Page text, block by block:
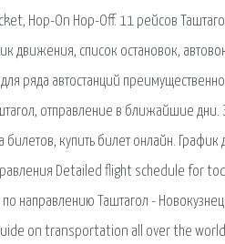
Hop-On Hop-Off. 11 рейсов
движения, список остановок,
ряда автостанций
отправление в ближайшие
билетов, купить билет онлайн.
Detailed flight schedule for
направлению Таштагол -
on transportation all over the